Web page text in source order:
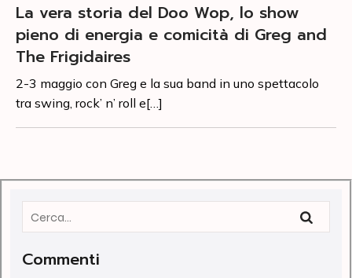
La vera storia del Doo Wop, lo show
pieno di energia e comicità di Greg and
The Frigidaires
2-3 maggio con Greg e la sua band in uno spettacolo
tra swing, rock’ n’ roll e[…]
Commenti